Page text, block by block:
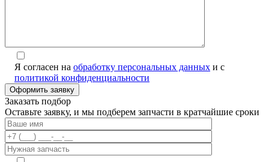
Я согласен на обработку персональных данных и с
политикой конфиденциальности
Заказать подбор
Оставьте заявку, и мы подберем запчасти в кратчайшие сроки